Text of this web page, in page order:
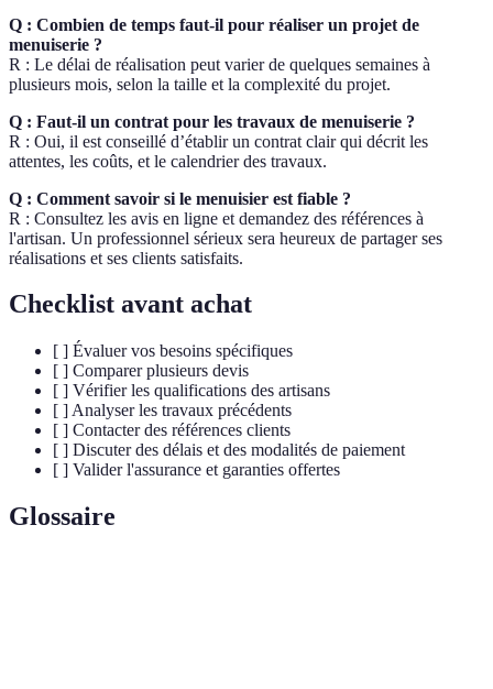
Q : Combien de temps faut-il pour réaliser un projet de
menuiserie ?
R : Le délai de réalisation peut varier de quelques semaines à
plusieurs mois, selon la taille et la complexité du projet.
Q : Faut-il un contrat pour les travaux de menuiserie ?
R : Oui, il est conseillé d’établir un contrat clair qui décrit les
attentes, les coûts, et le calendrier des travaux.
Q : Comment savoir si le menuisier est fiable ?
R : Consultez les avis en ligne et demandez des références à
l'artisan. Un professionnel sérieux sera heureux de partager ses
réalisations et ses clients satisfaits.
Checklist avant achat
[ ] Évaluer vos besoins spécifiques
[ ] Comparer plusieurs devis
[ ] Vérifier les qualifications des artisans
[ ] Analyser les travaux précédents
[ ] Contacter des références clients
[ ] Discuter des délais et des modalités de paiement
[ ] Valider l'assurance et garanties offertes
Glossaire